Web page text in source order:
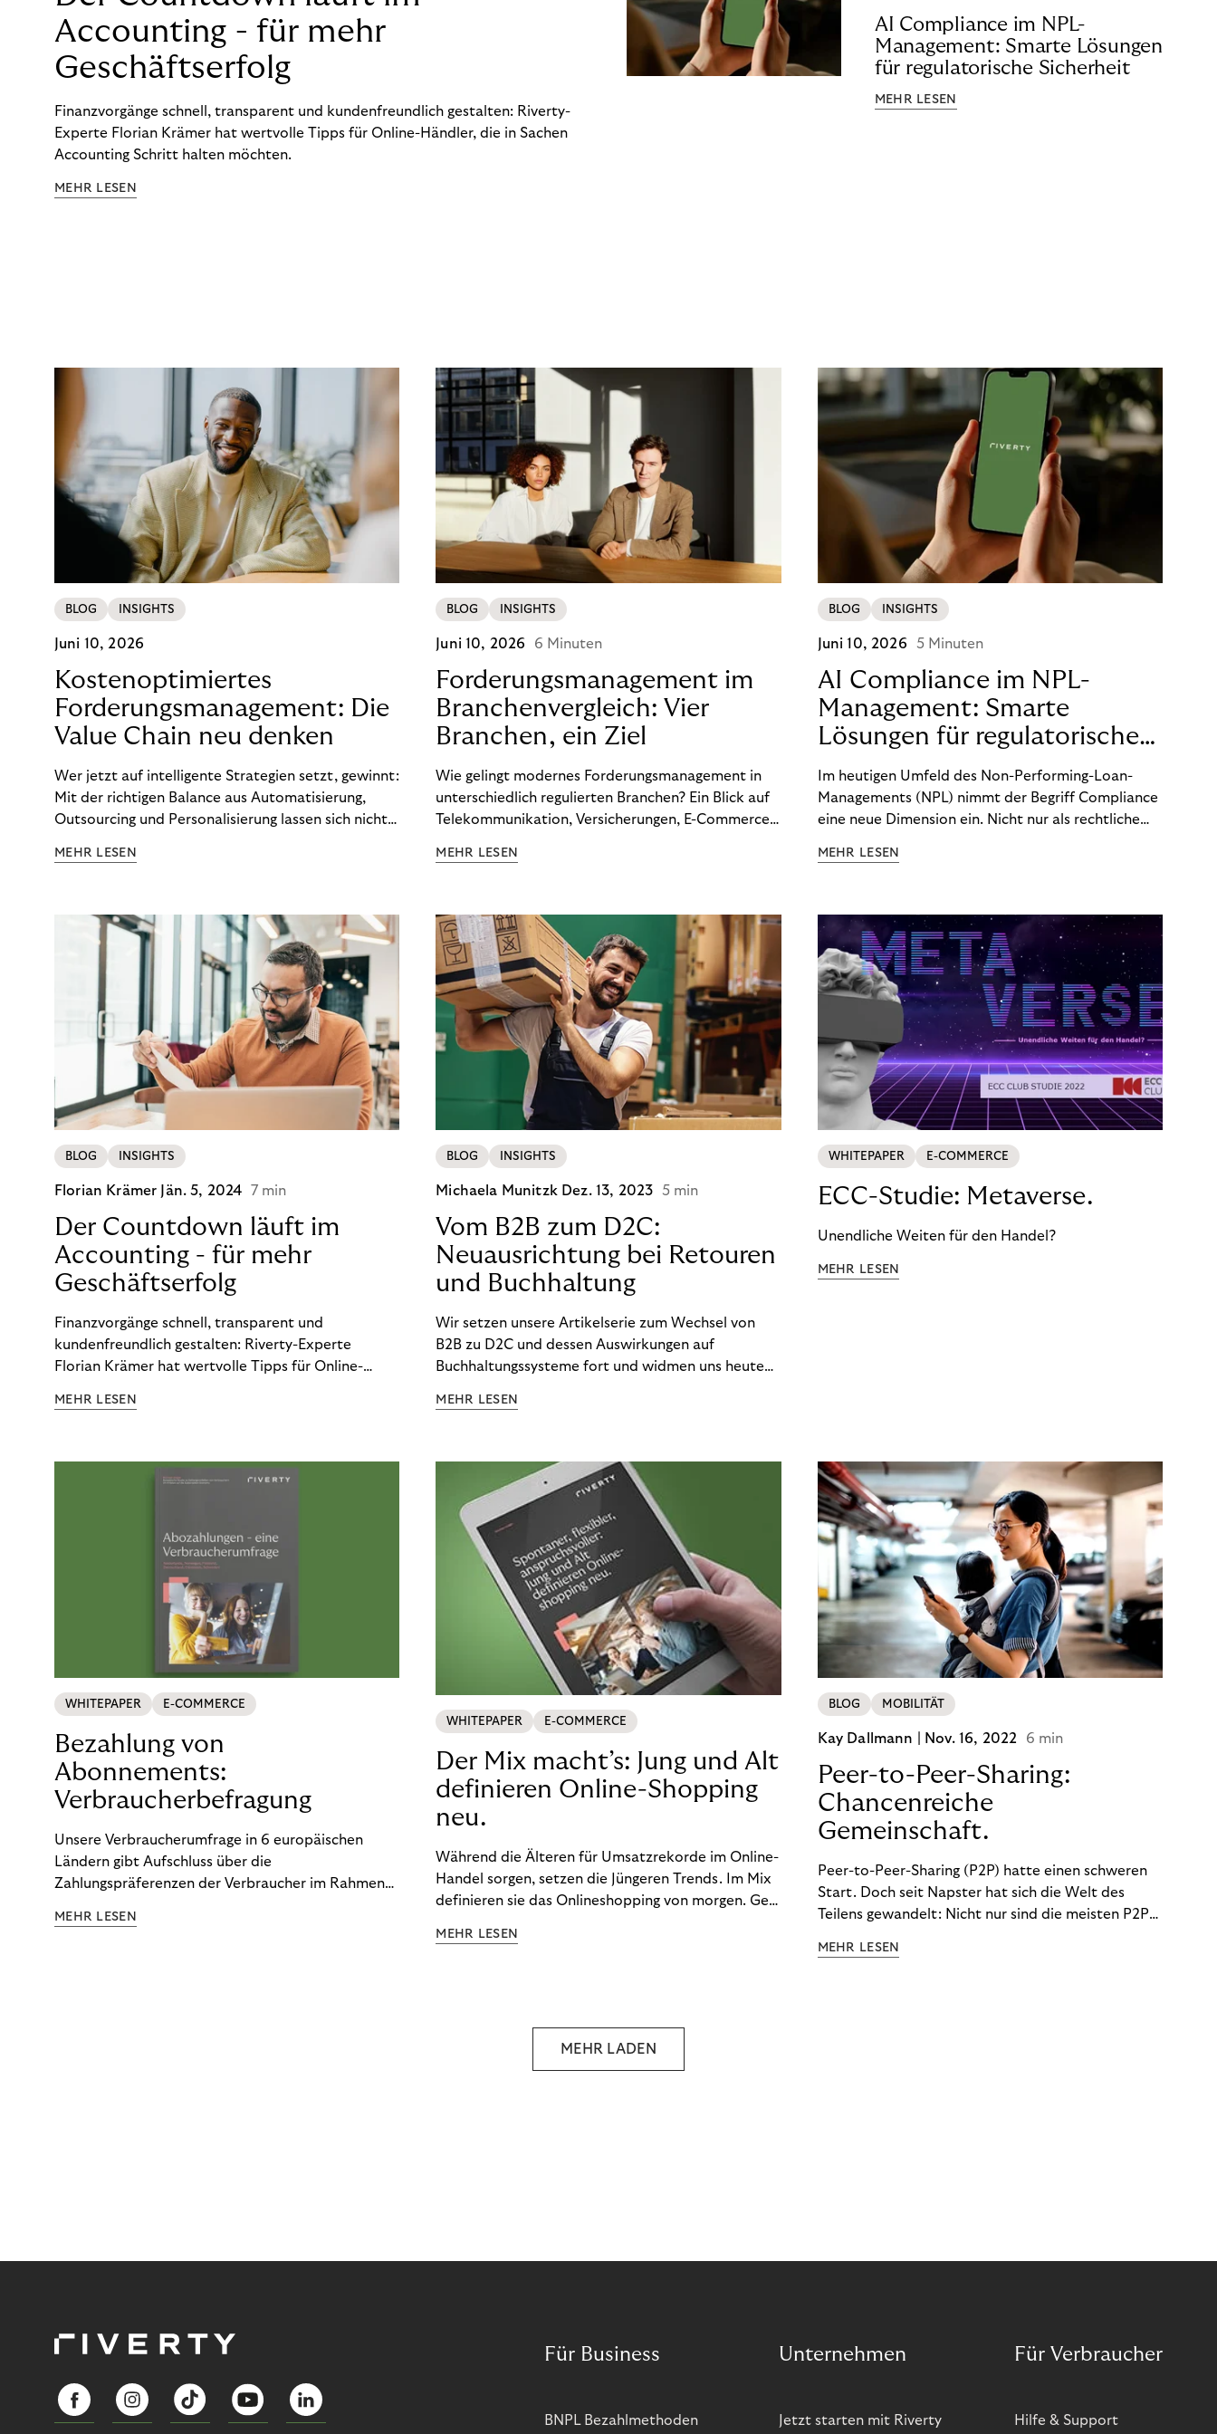
Accounting - für mehr
Geschäftserfolg
Finanzvorgänge schnell, transparent und kundenfreundlich gestalten: Riverty-
Experte Florian Krämer hat wertvolle Tipps für Online-Händler, die in Sachen
Accounting Schritt halten möchten.
MEHR LESEN
AI Compliance im NPL-
Management: Smarte Lösungen
für regulatorische Sicherheit
MEHR LESEN
BLOG INSIGHTS
Juni 10, 2026
Kostenoptimiertes
Forderungsmanagement: Die
Value Chain neu denken
Wer jetzt auf intelligente Strategien setzt, gewinnt:
Mit der richtigen Balance aus Automatisierung,
Outsourcing und Personalisierung lassen sich nicht
Ergebnisse sichern. Riverty zeigt, wie Recovery-
MEHR LESEN
BLOG INSIGHTS
Juni 10, 2026 6 Minuten
Forderungsmanagement im
Branchenvergleich: Vier
Branchen, ein Ziel
Wie gelingt modernes Forderungsmanagement in
unterschiedlich regulierten Branchen? Ein Blick auf
Telekommunikation, Versicherungen, E-Commerce
wirksam reduzieren will, braucht keine
MEHR LESEN
BLOG INSIGHTS
Juni 10, 2026 5 Minuten
AI Compliance im NPL-
Management: Smarte
Lösungen für regulatorische
Sicherheit
Im heutigen Umfeld des Non-Performing-Loan-
Managements (NPL) nimmt der Begriff Compliance
eine neue Dimension ein. Nicht nur als rechtliche
Wettbewerbsvorteil. In einem Umfeld steigender
(DSGVO) – geraten viele Unternehmen an die
Grenzen traditioneller Compliance-Mechanismen.
MEHR LESEN
BLOG INSIGHTS
Florian Krämer Jän. 5, 2024 7 min
Der Countdown läuft im
Accounting - für mehr
Geschäftserfolg
Finanzvorgänge schnell, transparent und
kundenfreundlich gestalten: Riverty-Experte
Florian Krämer hat wertvolle Tipps für Online-
möchten.
MEHR LESEN
BLOG INSIGHTS
Michaela Munitzk Dez. 13, 2023 5 min
Vom B2B zum D2C:
Neuausrichtung bei Retouren
und Buchhaltung
Wir setzen unsere Artikelserie zum Wechsel von
B2B zu D2C und dessen Auswirkungen auf
Buchhaltungssysteme fort und widmen uns heute
im D2C-Bereich.
MEHR LESEN
WHITEPAPER E-COMMERCE
ECC-Studie: Metaverse.
Unendliche Weiten für den Handel?
MEHR LESEN
WHITEPAPER E-COMMERCE
Bezahlung von
Abonnements:
Verbraucherbefragung
Unsere Verbraucherumfrage in 6 europäischen
Ländern gibt Aufschluss über die
Zahlungspräferenzen der Verbraucher im Rahmen
Ergebnisse, um zu erfahren, wie Sie
MEHR LESEN
WHITEPAPER E-COMMERCE
Der Mix macht’s: Jung und Alt
definieren Online-Shopping
neu.
Während die Älteren für Umsatzrekorde im Online-
Handel sorgen, setzen die Jüngeren Trends. Im Mix
definieren sie das Onlineshopping von morgen. Gen
gemeinsame Leidenschaft - allerdings
MEHR LESEN
BLOG MOBILITÄT
Kay Dallmann | Nov. 16, 2022 6 min
Peer-to-Peer-Sharing:
Chancenreiche
Gemeinschaft.
Peer-to-Peer-Sharing (P2P) hatte einen schweren
Start. Doch seit Napster hat sich die Welt des
Teilens gewandelt: Nicht nur sind die meisten P2P-
wird, hat sich geändert. Das bietet Unternehmen
MEHR LESEN
MEHR LADEN
Für Business
BNPL Bezahlmethoden
Unternehmen
Jetzt starten mit Riverty
Für Verbraucher
Hilfe & Support